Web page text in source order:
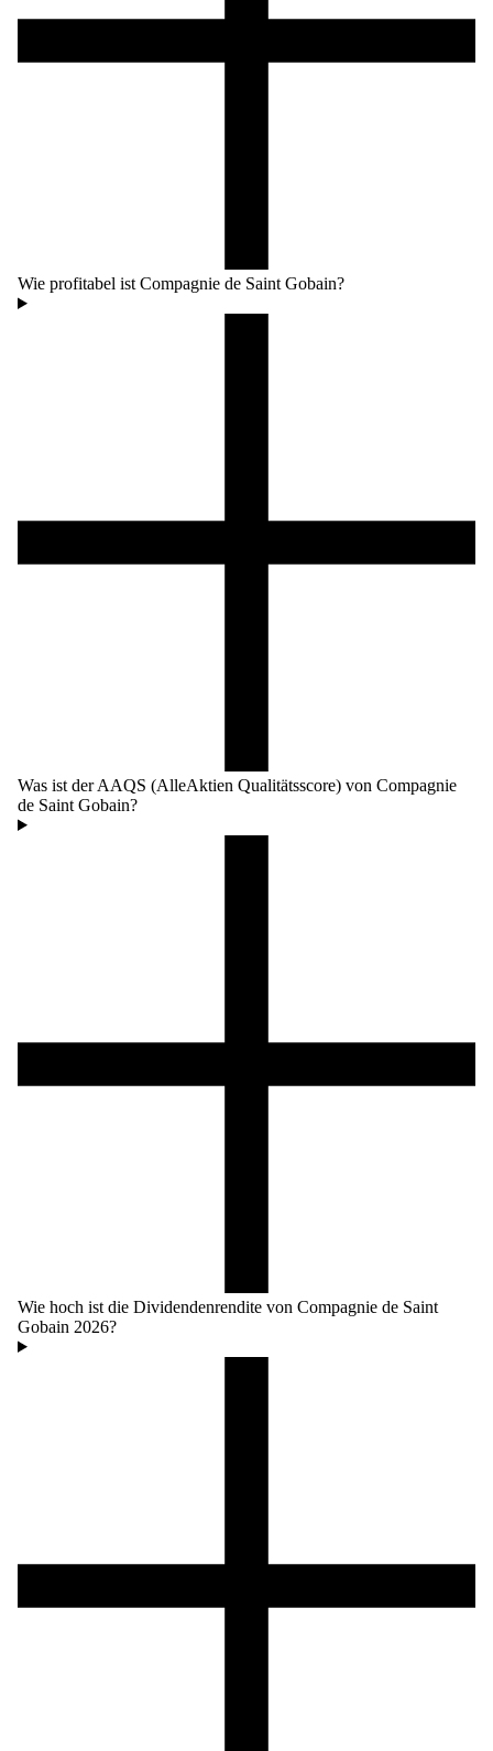
Wie profitabel ist Compagnie de Saint Gobain?
Was ist der AAQS (AlleAktien Qualitätsscore) von Compagnie
de Saint Gobain?
Wie hoch ist die Dividendenrendite von Compagnie de Saint
Gobain 2026?